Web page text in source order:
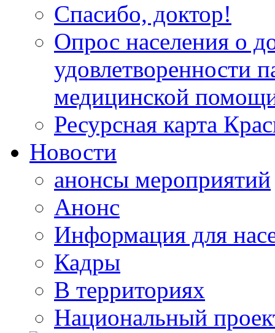
Спасибо, доктор!
Опрос населения о
удовлетворенности
медицинской
Ресурсная карта
Новости
анонсы мероприятий
Анонс
Информация для
Кадры
В территориях
Национальный